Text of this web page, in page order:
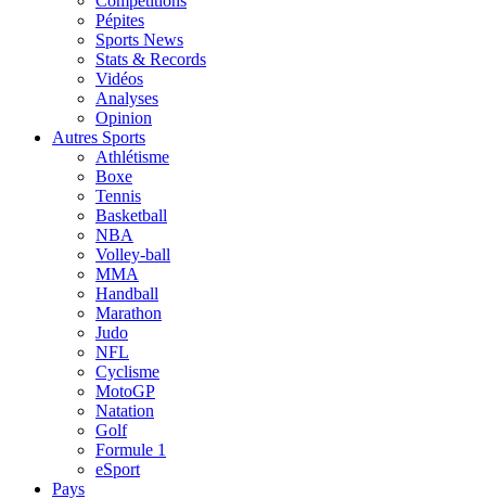
Pépites
Sports News
Stats & Records
Vidéos
Analyses
Opinion
Autres Sports
Athlétisme
Boxe
Tennis
Basketball
NBA
Volley-ball
MMA
Handball
Marathon
Judo
NFL
Cyclisme
MotoGP
Natation
Golf
Formule 1
eSport
Pays